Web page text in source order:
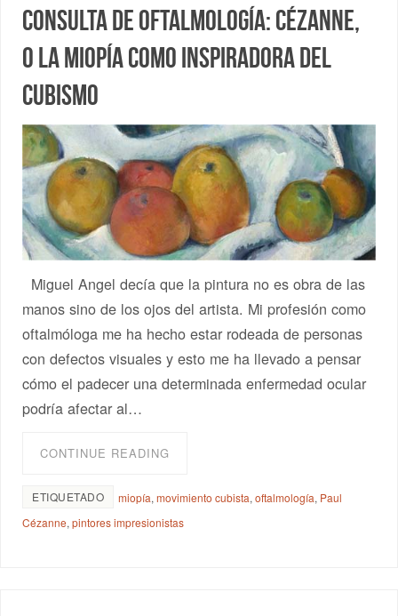
consulta de oftalmología: Cézanne,
o la miopía como inspiradora del
cubismo
Miguel Angel decía que la pintura no es obra de las
manos sino de los ojos del artista. Mi profesión como
oftalmóloga me ha hecho estar rodeada de personas
con defectos visuales y esto me ha llevado a pensar
cómo el padecer una determinada enfermedad ocular
podría afectar al…
CONTINUE READING
ETIQUETADO miopía,movimiento cubista,oftalmología, Paul
Cézanne,pintores impresionistas